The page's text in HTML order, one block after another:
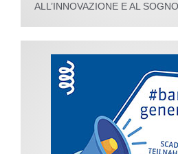
ALL’INNOVAZIONE E AL SOGNO